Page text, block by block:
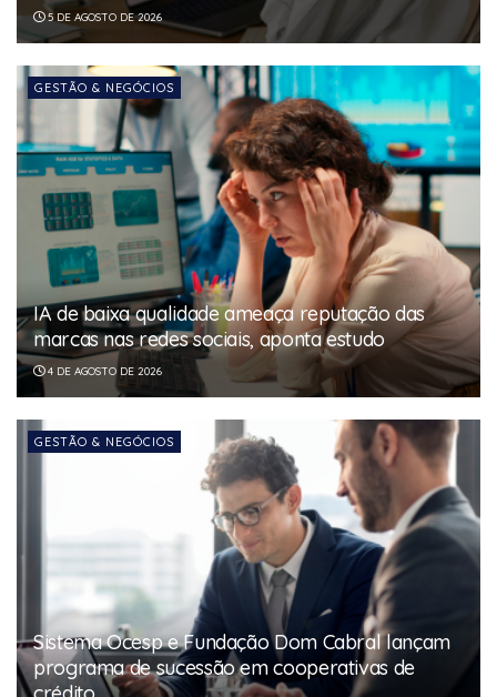
5 DE AGOSTO DE 2026
GESTÃO & NEGÓCIOS
IA de baixa qualidade ameaça reputação das
marcas nas redes sociais, aponta estudo
4 DE AGOSTO DE 2026
GESTÃO & NEGÓCIOS
Sistema Ocesp e Fundação Dom Cabral lançam
programa de sucessão em cooperativas de